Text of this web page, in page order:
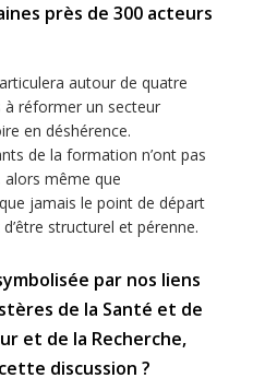
près de 300 acteurs
autour de quatre
à réformer un secteur
en déshérence.
de la formation n’ont pas
même que
jamais le point de départ
structurel et pérenne.
par nos liens
de la Santé et de
et de la Recherche,
discussion ?